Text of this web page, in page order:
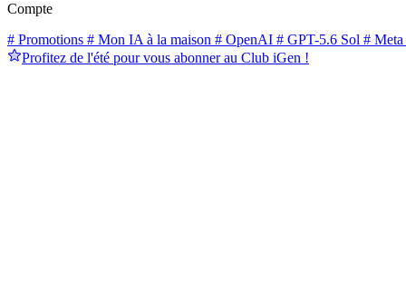
Compte
# Promotions # Mon IA à la maison # OpenAI # GPT-5.6 Sol # Meta
Profitez de l'été pour vous abonner au Club iGen !